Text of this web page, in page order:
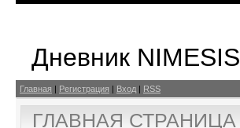
Дневник NIMESIS
Главная | Регистрация | Вход | RSS
ГЛАВНАЯ СТРАНИЦА